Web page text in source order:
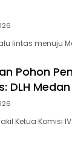
lintas menuju
Pohon
DLH
Ketua Komisi